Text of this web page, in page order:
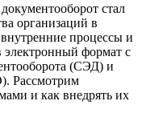
стал
организаций в
процессы и
электронный формат с
(СЭД) и
Рассмотрим
и как внедрять их